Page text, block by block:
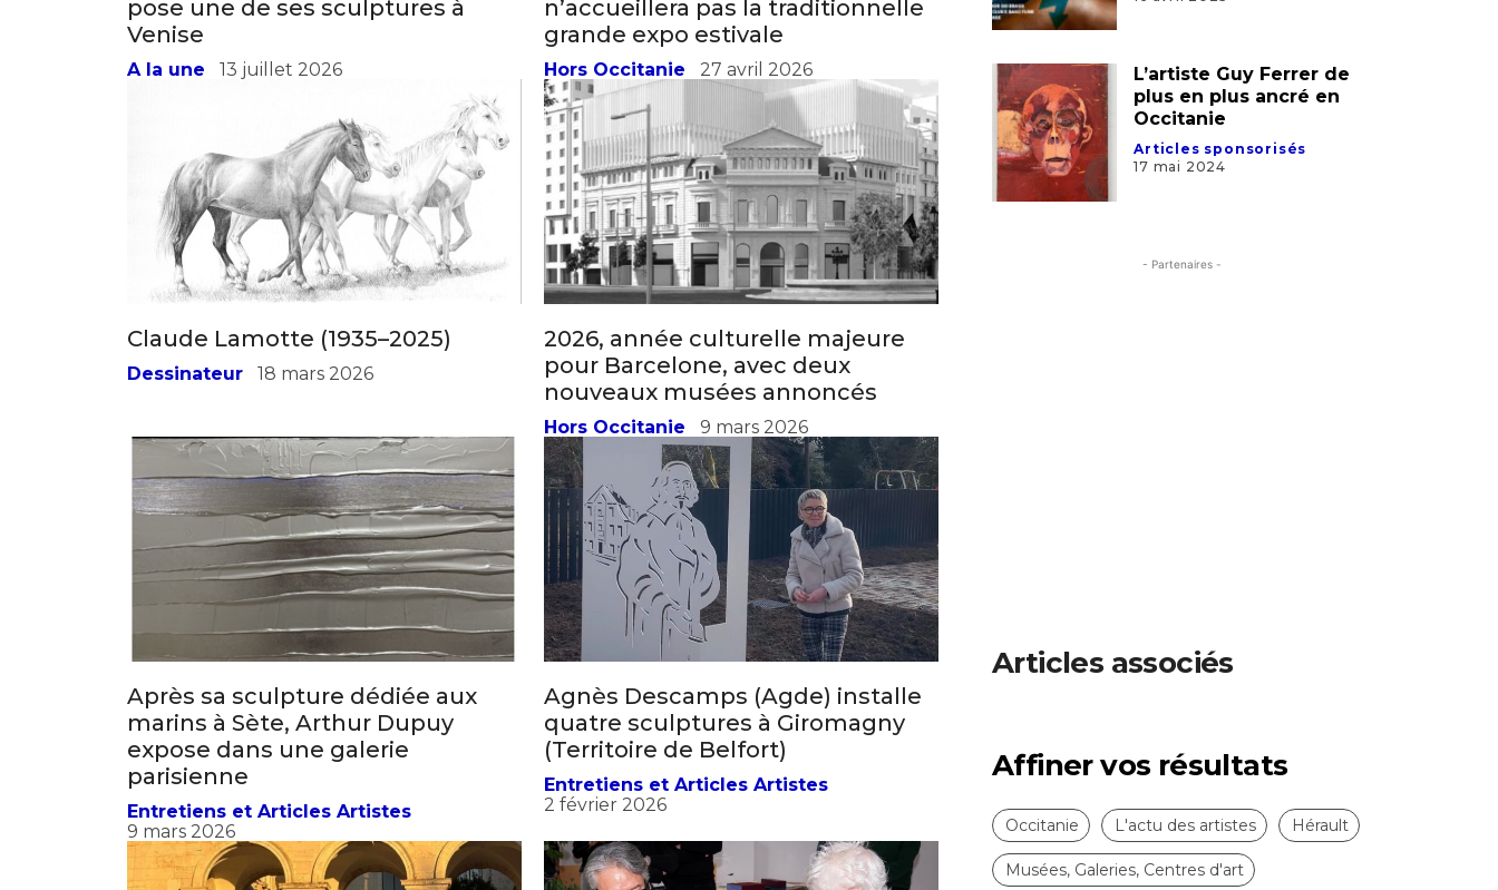
Adresse email*
Nom
Prénom
termes et conditions
* Champ obligatoire
Adresse email*
Nom
Statut / Organisation
J'accepte les termes et conditions
* Champ obligatoire
Claude Lamotte (1935–2025)
Dessinateur 18 mars 2026
2026, année culturelle majeure
pour Barcelone, avec deux
nouveaux musées annoncés
Hors Occitanie 9 mars 2026
Après sa sculpture dédiée aux
marins à Sète, Arthur Dupuy
9 mars 2026
Agnès Descamps (Agde) installe
quatre sculptures à Giromagny
(Territoire de Belfort)
Entretiens et Articles Artistes
Edition des artistes
Entretiens et Articles Artistes